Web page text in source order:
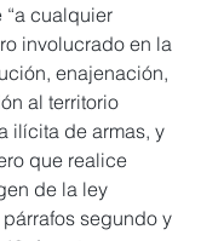
“a cualquier
involucrado en la
enajenación,
al territorio
ilícita de armas, y
que realice
de la ley
segundo y